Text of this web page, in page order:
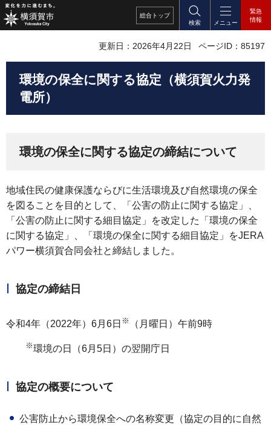
総合 トップ
検索
メニュー
緊急
情報
更新日：2026年4月22日 ページID：85197
環境の保全に関する協定（横須賀火力発
電所）
環境の保全に関する協定の締結について
地域住民の健康保護ならびに生活環境及び自然環境の保全
を図ることを目的として、「公害の防止に関する協定」、
「公害の防止に関する細目協定」を改定した「環境の保全
に関する協定」、「環境の保全に関する細目協定」をJERA
パワー横須賀合同会社と締結しました。
協定の締結日
令和4年（2022年）6月6日 ※ （月曜日）午前9時
※環境の日（6月5日）の翌開庁日
協定の概要について
公害防止から環境保全への名称変更（協定の目的に自然